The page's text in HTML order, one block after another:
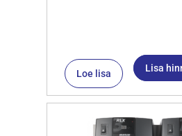
Loe lisa Lisa